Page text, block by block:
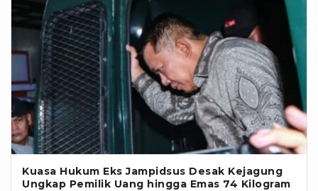
Kuasa Hukum Eks Jampidsus Desak Kejagung
Ungkap Pemilik Uang hingga Emas 74 Kilogram